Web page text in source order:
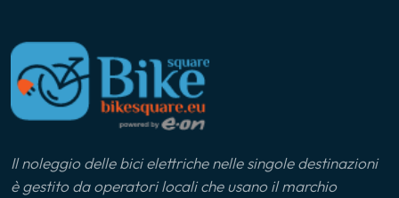
Il noleggio delle bici elettriche nelle singole destinazioni
è gestito da operatori locali che usano il marchio